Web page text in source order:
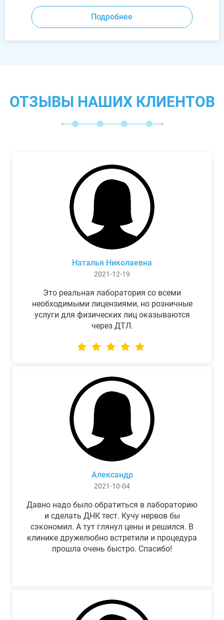
Подробнее
ОТЗЫВЫ НАШИХ КЛИЕНТОВ
Наталья Николаевна
2021-12-19
Это реальная лаборатория со всеми
необходимыми лицензиями, но розничные
услуги для физических лиц оказываются
через ДТЛ.
Александр
2021-10-04
Давно надо было обратиться в лабораторию
и сделать ДНК тест. Кучу нервов бы
сэкономил. А тут глянул цены и решился. В
клинике дружелюбно встретили и процедура
прошла очень быстро. Спасибо!